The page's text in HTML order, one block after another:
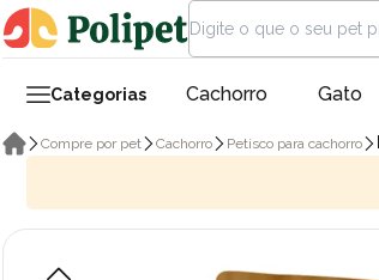
Categorias Cachorro Gato
Compre por pet Cachorro Petisco para cachorro